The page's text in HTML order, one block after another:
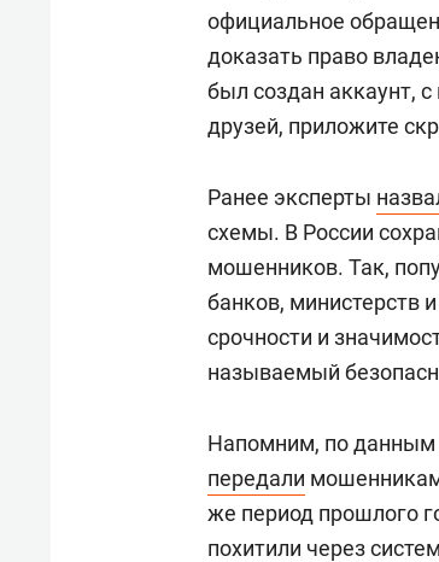
официальное
доказать право
был создан аккаунт,
друзей, приложите
Ранее эксперты
схемы. В России
мошенников. Так,
банков, министерств
срочности и
называемый
Напомним, по данным
передали
же период прошлого
похитили через